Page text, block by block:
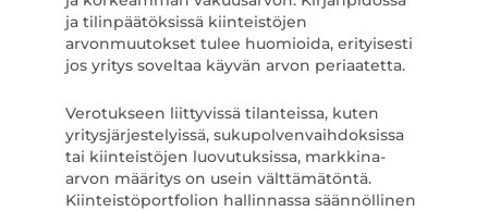
ja tilinpäätöksissä kiinteistöjen
arvonmuutokset tulee huomioida, erityisesti
jos yritys soveltaa käyvän arvon periaatetta.
Verotukseen liittyvissä tilanteissa, kuten
yritysjärjestelyissä, sukupolvenvaihdoksissa
tai kiinteistöjen luovutuksissa, markkina-
arvon määritys on usein välttämätöntä.
Kiinteistöportfolion hallinnassa säännöllinen